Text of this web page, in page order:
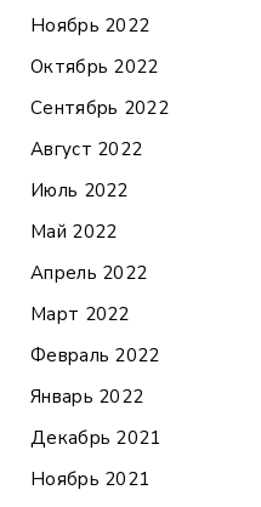
Ноябрь 2022
Октябрь 2022
Сентябрь 2022
Август 2022
Июль 2022
Май 2022
Апрель 2022
Март 2022
Февраль 2022
Январь 2022
Декабрь 2021
Ноябрь 2021